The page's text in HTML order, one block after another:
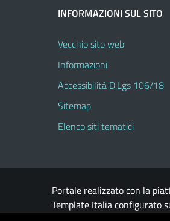
INFORMAZIONI SUL SITO
Vecchio sito web
Informazioni
Accessibilità D.Lgs 106/18
Sitemap
Elenco siti tematici
Portale realizzato con la
Template Italia configurato